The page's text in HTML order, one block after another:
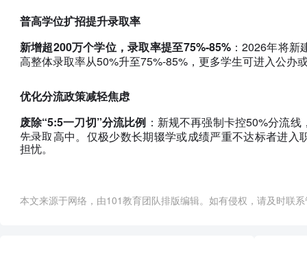
普高学位扩招提升录取率
​新增超200万个学位，录取率提至75%-85%​：2026年将新
高整体录取率从50%升至75%-85%，更多学生可进入公办
优化分流政策减轻焦虑
​废除“5:5一刀切”分流比例​ ：新规不再强制卡控50%分流
先录取高中。仅极少数长期辍学或成绩严重不达标者进入
担忧。
本文来源于网络，由101教育团队排版编辑。如有侵权，请及时联